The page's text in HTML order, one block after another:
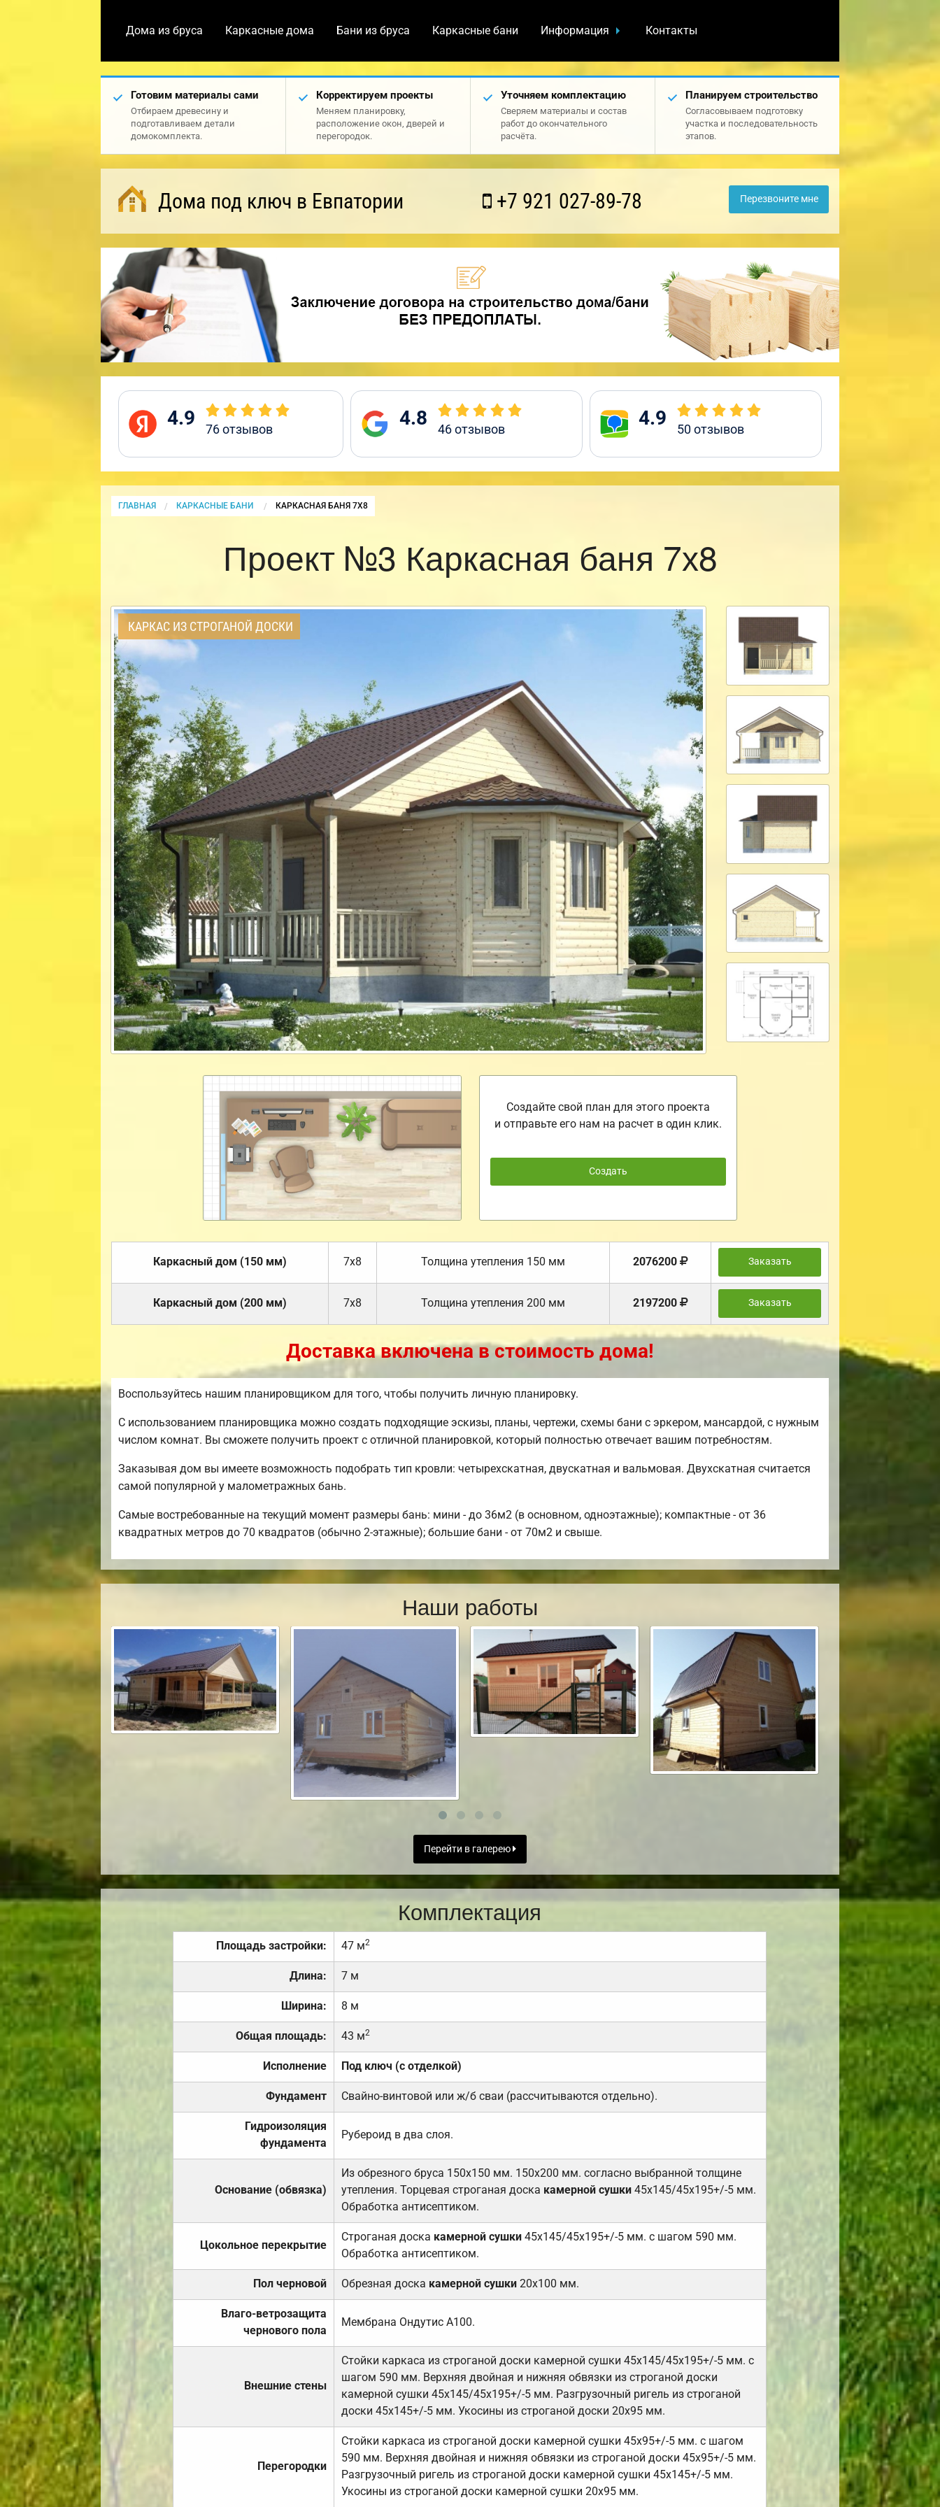
Дома из бруса Каркасные дома Бани из бруса Каркасные бани Информация Контакты
Готовим материалы сами
Отбираем древесину и
подготавливаем детали
домокомплекта.
Корректируем проекты
Меняем планировку,
расположение окон, дверей и
перегородок.
Уточняем комплектацию
Сверяем материалы и состав
работ до окончательного
расчёта.
Планируем строительство
Согласовываем подготовку
участка и последовательность
этапов.
Дома под ключ в Евпатории +7 921 027-89-78 Перезвоните мне
4.9 76отзывов 4.8 46отзывов 4.9 50отзывов
ГЛАВНАЯ КАРКАСНЫЕ БАНИ CURRENT:
КАРКАСНАЯ БАНЯ 7Х8
Проект №3 Каркасная баня 7х8
КАРКАС ИЗ СТРОГАНОЙ ДОСКИ
Создайте свой план для этого проекта
и отправьте его нам на расчет в один клик.
Создать
Каркасный дом (150 мм) 7х8 Толщина утепления 150 мм 2076200 Заказать
Каркасный дом (200 мм) 7х8 Толщина утепления 200 мм 2197200 Заказать
Доставка включена в стоимость дома!
Воспользуйтесь нашим планировщиком для того, чтобы получить личную планировку.
С использованием планировщика можно создать подходящие эскизы, планы, чертежи, схемы бани с эркером, мансардой, с нужным
числом комнат. Вы сможете получить проект с отличной планировкой, который полностью отвечает вашим потребностям.
Заказывая дом вы имеете возможность подобрать тип кровли: четырехскатная, двускатная и вальмовая. Двухскатная считается
самой популярной у малометражных бань.
Самые востребованные на текущий момент размеры бань: мини - до 36м2 (в основном, одноэтажные); компактные - от 36
квадратных метров до 70 квадратов (обычно 2-этажные); большие бани - от 70м2 и свыше.
Наши работы
Перейти в галерею
Комплектация
Площадь застройки: 47 м2
Длина: 7 м
Ширина: 8 м
Общая площадь: 43 м2
Исполнение Под ключ (с отделкой)
Фундамент Свайно-винтовой или ж/б сваи (рассчитываются отдельно).
Гидроизоляция
фундамента
Рубероид в два слоя.
Основание (обвязка)
Из обрезного бруса 150х150 мм. 150х200 мм. согласно выбранной толщине
утепления. Торцевая строганая доска камерной сушки45х145/45х195+/-5 мм.
Обработка антисептиком.
Цокольное перекрытие
Строганая доска камерной сушки 45х145/45х195+/-5 мм. с шагом 590 мм.
Обработка антисептиком.
Пол черновой Обрезная доска камерной сушки20х100 мм.
Влаго-ветрозащита
чернового пола
Мембрана Ондутис А100.
Внешние стены
Стойки каркаса из строганой доски камерной сушки 45х145/45х195+/-5 мм. с
шагом 590 мм. Верхняя двойная и нижняя обвязки из строганой доски
камерной сушки 45х145/45х195+/-5 мм. Разгрузочный ригель из строганой
доски 45х145+/-5 мм. Укосины из строганой доски 20х95 мм.
Перегородки
Стойки каркаса из строганой доски камерной сушки 45х95+/-5 мм. с шагом
590 мм. Верхняя двойная и нижняя обвязки из строганой доски 45х95+/-5 мм.
Разгрузочный ригель из строганой доски камерной сушки 45х145+/-5 мм.
Укосины из строганой доски камерной сушки 20х95 мм.